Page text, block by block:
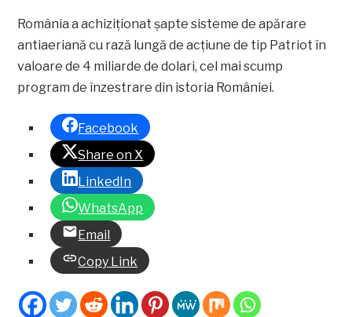
România a achiziționat șapte sisteme de apărare
antiaeriană cu rază lungă de acțiune de tip Patriot în
valoare de 4 miliarde de dolari, cel mai scump
program de înzestrare din istoria României.
Facebook
Share on X
LinkedIn
WhatsApp
Email
Copy Link